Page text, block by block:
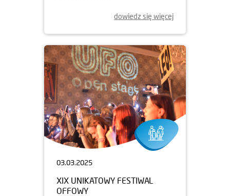
dowiedz się więcej
03.03.2025
XIX UNIKATOWY FESTIWAL
OFFOWY